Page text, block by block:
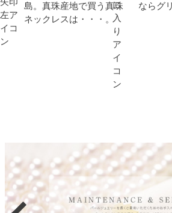
島。真珠産地で買う真珠
ネックレスは・・・。
ならグ